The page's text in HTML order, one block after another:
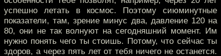
успешно летать в космос. Поэтому сиюминутные
показатели, там, зрение минус два, давление 120 на
80, они не так волнуют на сегодняшний момент. Им
нужно понять чего ты стоишь. Потому, что сейчас ты
здоров, а через пять лет от тебя ничего не останется.